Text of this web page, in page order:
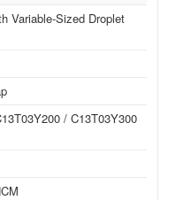
Variable-Sized Droplet
/ C13T03Y300